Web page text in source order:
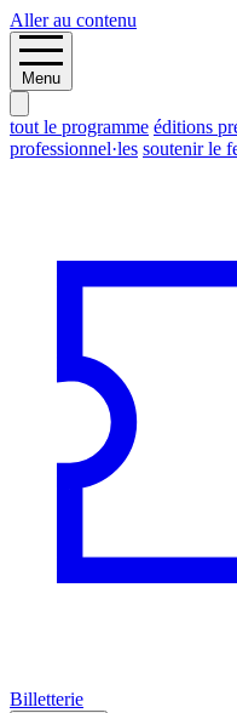
Aller au contenu
Menu
tout le programme éditions
professionnel·les soutenir le
Billetterie